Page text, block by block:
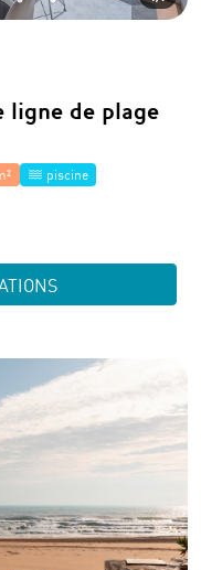
ligne de plage
piscine